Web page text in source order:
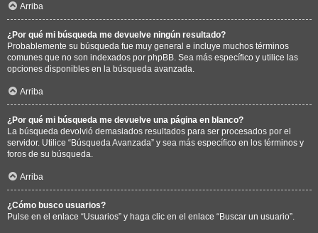
Arriba
¿Por qué mi búsqueda me devuelve ningún resultado?
Probablemente su búsqueda fue muy general e incluye muchos términos
comunes que no son indexados por phpBB. Sea más específico y utilice las
opciones disponibles en la búsqueda avanzada.
Arriba
¿Por qué mi búsqueda me devuelve una página en blanco?
La búsqueda devolvió demasiados resultados para ser procesados por el
servidor. Utilice “Búsqueda Avanzada” y sea más específico en los términos y
foros de su búsqueda.
Arriba
¿Cómo busco usuarios?
Pulse en el enlace “Usuarios” y haga clic en el enlace “Buscar un usuario”.